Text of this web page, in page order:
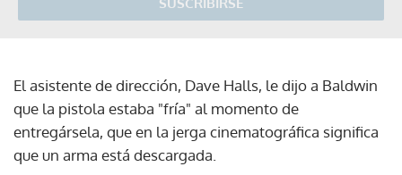
El asistente de dirección, Dave Halls, le dijo a Baldwin
que la pistola estaba "fría" al momento de
entregársela, que en la jerga cinematográfica significa
que un arma está descargada.